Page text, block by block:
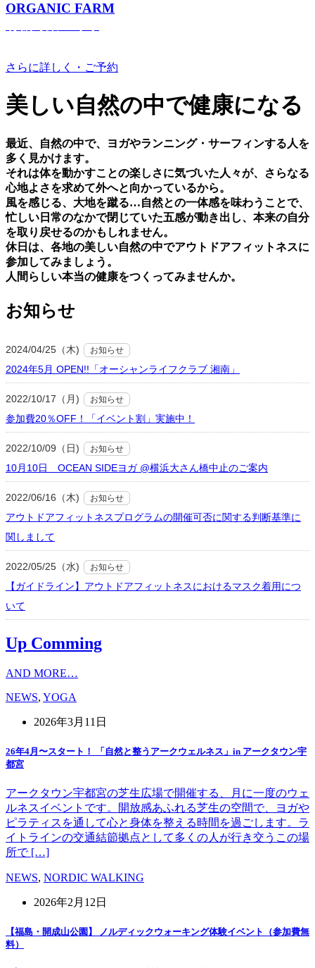
ORGANIC FARM
さらに詳しく・ご予約
美しい⾃然の中で健康になる
最近、⾃然の中で、ヨガやランニング・サーフィンする⼈を
多く⾒かけます。
それは体を動かすことの楽しさに気づいた⼈々が、さらなる
⼼地よさを求めて外へと向かっているから。
⾵を感じる、⼤地を蹴る…⾃然との⼀体感を味わうことで、
忙しい⽇常のなかで閉じていた五感が動き出し、本来の⾃分
を取り戻せるのかもしれません。
休⽇は、各地の美しい⾃然の中でアウトドアフィットネスに
参加してみましょう。
⼈間らしい本当の健康をつくってみませんか。
お知らせ
2024/04/25（木) お知らせ
2024年5月 OPEN!!「オーシャンライフクラブ 湘南」
2022/10/17（月) お知らせ
参加費20％OFF！「イベント割」実施中！
2022/10/09（日) お知らせ
10月10日 OCEAN SIDEヨガ @横浜大さん橋中止のご案内
2022/06/16（木) お知らせ
アウトドアフィットネスプログラムの開催可否に関する判断基準に
関しまして
2022/05/25（水) お知らせ
【ガイドライン】アウトドアフィットネスにおけるマスク着用につ
いて
Up Comming
AND MORE…
NEWS, YOGA
2026年3月11日
26年4月〜スタート！ 「自然と整うアークウェルネス」in アークタウン宇
都宮
アークタウン宇都宮の芝生広場で開催する、月に一度のウェ
ルネスイベントです。開放感あふれる芝生の空間で、ヨガや
ピラティスを通して心と身体を整える時間を過ごします。ラ
イトラインの交通結節拠点として多くの人が行き交うこの場
所で […]
NEWS, NORDIC WALKING
2026年2月12日
【福島・開成山公園】 ノルディックウォーキング体験イベント（参加費無
料）